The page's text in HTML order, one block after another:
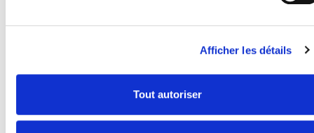
Afficher les détails
Tout autoriser